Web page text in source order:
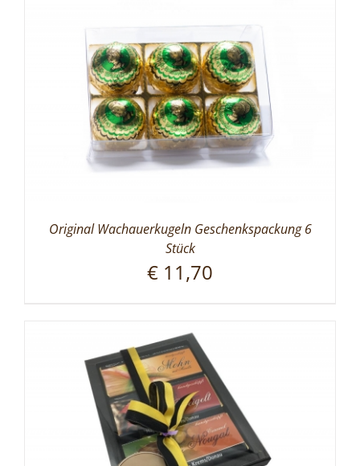
Original Wachauerkugeln Geschenkspackung 6
Stück
€ 11,70